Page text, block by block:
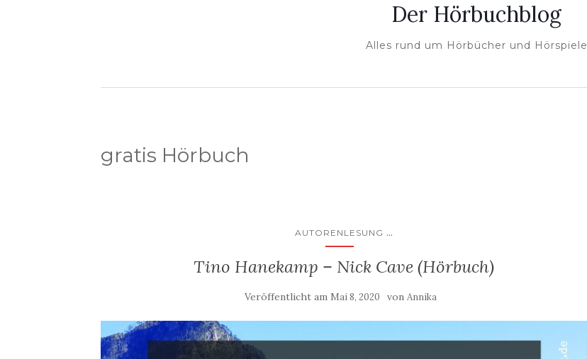
Der Hörbuchblog
Alles rund um Hörbücher und Hörspiele
gratis Hörbuch
AUTORENLESUNG ...
Tino Hanekamp – Nick Cave (Hörbuch)
Veröffentlicht am Mai 8, 2020 von Annika